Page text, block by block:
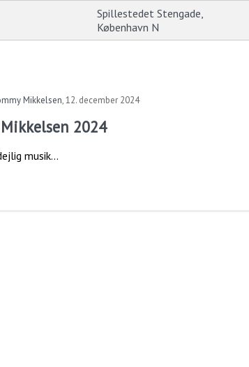
Spillestedet Stengade,
København N
Mikkelsen,12. december 2024
2024
musik...